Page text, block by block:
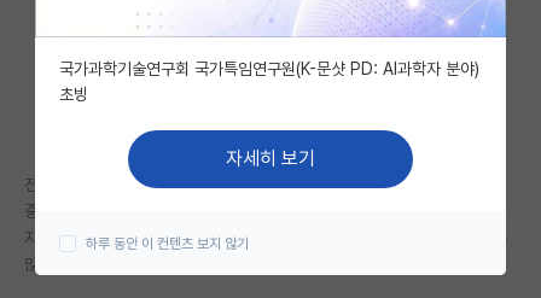
자유 게시판(아무개랩)
미국 유학 게시판
미국 대학원 합격 후기 게시판
대학원생 모집 게시판
연구실(PI) 홍보 게시판
전공 및 진로릐망은 컴퓨터공학입니다.
중앙대에서 성균관대로 편입했습니다.
지금은 휴학중이고, 다음 학기에 복학합니다. 성대는 합격만 하고 다니지는
않는 상태입니다.
국가과학기술연구회 국가특임연구원(K-문샷 PD: AI과학자 분야)
초빙
자세히 보기
하루 동안 이 컨텐츠 보지 않기